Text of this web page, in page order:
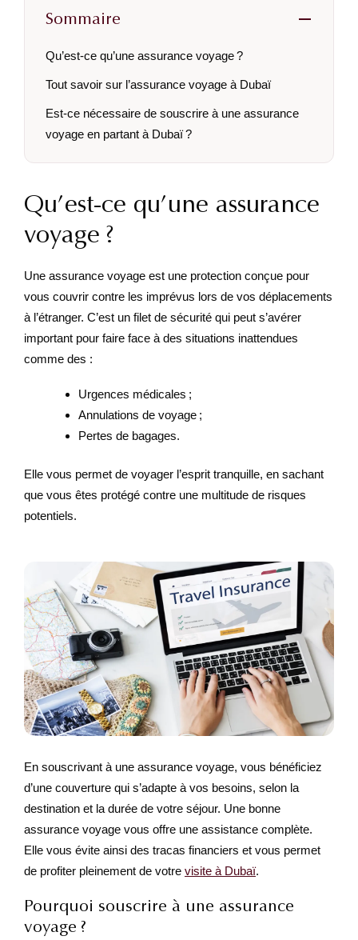
Sommaire
Qu’est-ce qu’une assurance voyage ?
Tout savoir sur l’assurance voyage à Dubaï
Est-ce nécessaire de souscrire à une assurance
voyage en partant à Dubaï ?
Qu’est-ce qu’une assurance
voyage ?
Une assurance voyage est une protection conçue pour
vous couvrir contre les imprévus lors de vos déplacements
à l’étranger. C’est un filet de sécurité qui peut s’avérer
important pour faire face à des situations inattendues
comme des :
Urgences médicales ;
Annulations de voyage ;
Pertes de bagages.
Elle vous permet de voyager l’esprit tranquille, en sachant
que vous êtes protégé contre une multitude de risques
potentiels.
En souscrivant à une assurance voyage, vous bénéficiez
d’une couverture qui s’adapte à vos besoins, selon la
destination et la durée de votre séjour. Une bonne
assurance voyage vous offre une assistance complète.
Elle vous évite ainsi des tracas financiers et vous permet
de profiter pleinement de votre visite à Dubaï.
Pourquoi souscrire à une assurance
voyage ?